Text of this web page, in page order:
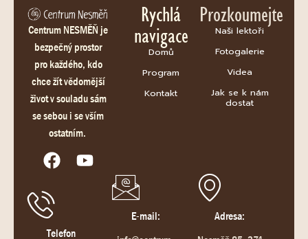
Centrum NESMĚŇ je
bezpečný prostor
pro každého, kdo
chce žít vědomější
život v souladu sám
se sebou i se vším
ostatním.
Rychlá
navigace
Domů
Program
Kontakt
Prozkoumejte
Naši lektoři
Fotogalerie
Videa
Jak se k nám
dostat
Telefon
E-mail:
Adresa: